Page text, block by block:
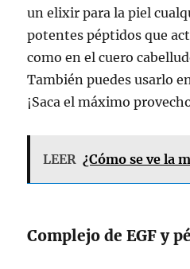
un elixir para la piel
potentes péptidos que
como en el cuero
También puedes usarlo
¡Saca el máximo
LEER ¿Cómo se ve la
Complejo de EGF y